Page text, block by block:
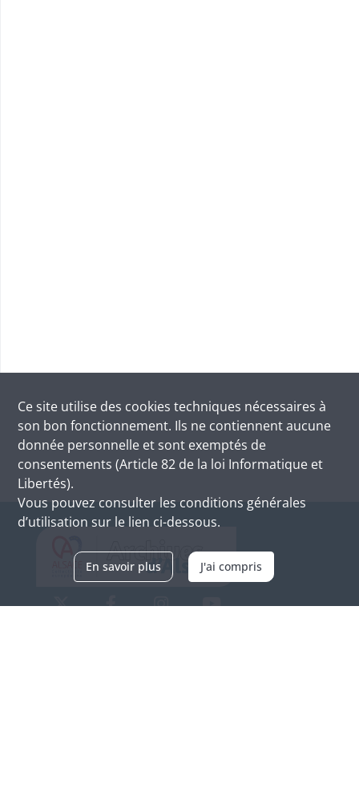
Ce site utilise des cookies techniques nécessaires à
son bon fonctionnement. Ils ne contiennent aucune
donnée personnelle et sont exemptés de
consentements (Article 82 de la loi Informatique et
Libertés).
Vous pouvez consulter les conditions générales
d’utilisation sur le lien ci-dessous.
En savoir plus J'ai compris